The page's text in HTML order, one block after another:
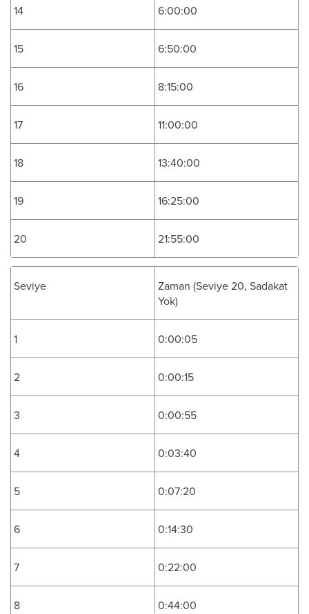
14 6:00:00
15 6:50:00
16 8:15:00
17 11:00:00
18 13:40:00
19 16:25:00
20 21:55:00
Seviye
Zaman (Seviye 20, Sadakat
Yok)
1 0:00:05
2 0:00:15
3 0:00:55
4 0:03:40
5 0:07:20
6 0:14:30
7 0:22:00
8 0:44:00